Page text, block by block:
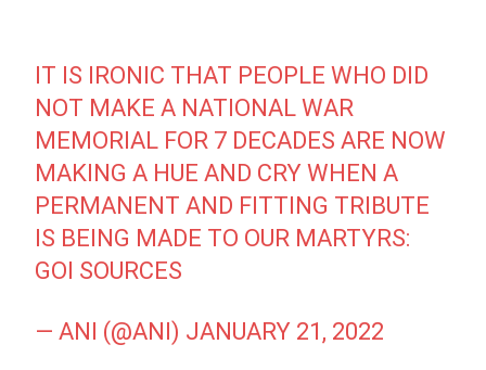
IT IS IRONIC THAT PEOPLE WHO DID
NOT MAKE A NATIONAL WAR
MEMORIAL FOR 7 DECADES ARE NOW
MAKING A HUE AND CRY WHEN A
PERMANENT AND FITTING TRIBUTE
IS BEING MADE TO OUR MARTYRS:
GOI SOURCES
— ANI (@ANI) JANUARY 21, 2022